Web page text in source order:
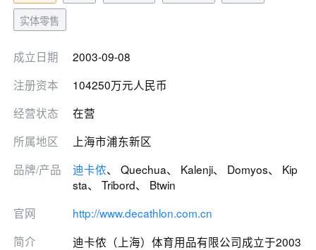
实体零售
成立日期
2003-09-08
注册资本
104250万元人民币
经营状态
在营
所属地区
上海市浦东新区
品牌/产品
迪卡侬、 Quechua、 Kalenji、 Domyos、 Kip
sta、 Tribord、 Btwin
官网
http://www.decathlon.com.cn
简介
迪卡侬（上海）体育用品有限公司成立于2003